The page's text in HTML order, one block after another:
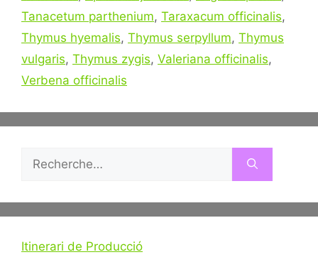
Tanacetum parthenium, Taraxacum officinalis,
Thymus hyemalis, Thymus serpyllum, Thymus
vulgaris, Thymus zygis, Valeriana officinalis,
Verbena officinalis
Itinerari de Producció